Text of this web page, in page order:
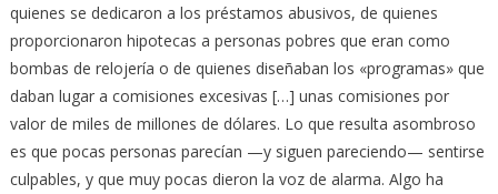
quienes se dedicaron a los préstamos abusivos, de quienes
proporcionaron hipotecas a personas pobres que eran como
bombas de relojería o de quienes diseñaban los «programas» que
daban lugar a comisiones excesivas […] unas comisiones por
valor de miles de millones de dólares. Lo que resulta asombroso
es que pocas personas parecían —y siguen pareciendo— sentirse
culpables, y que muy pocas dieron la voz de alarma. Algo ha